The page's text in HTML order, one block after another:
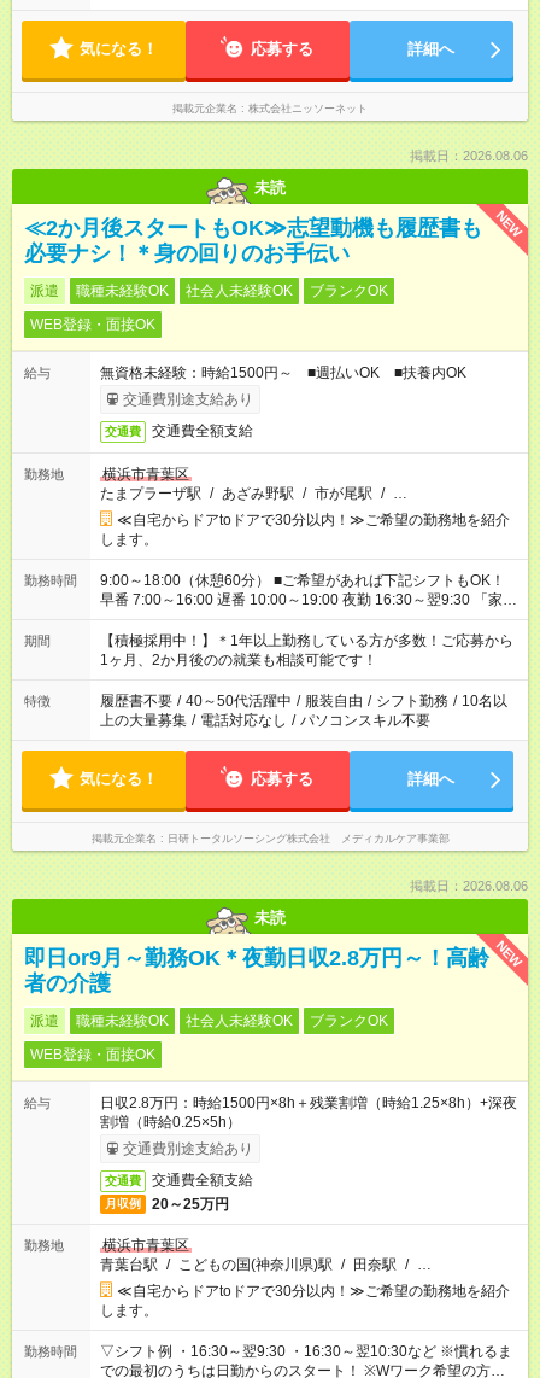
気になる！ 応募する 詳細へ
掲載元企業名 株式会社ニッソーネット
掲載日：2026.08.06
未読
NEW
≪2か月後スタートもOK≫志望動機も履歴書も
必要ナシ！＊身の回りのお手伝い
派遣 職種未経験OK 社会人未経験OK
ブランクOK
WEB登録・面接OK
給与
無資格未経験：時給1500円～ ■週払いOK ■扶養内OK
交通費別途支給あり
交通費 交通費全額支給
勤務地
横浜市青葉区
たまプラーザ駅 / あざみ野駅 / 市が尾駅 / …
≪自宅からドアtoドアで30分以内！≫ご希望の勤務地を紹介
します。
勤務時間
9:00～18:00（休憩60分） ■ご希望があれば下記シフトもOK！
早番 7:00～16:00 遅番 10:00～19:00 夜勤 16:30～翌9:30 「家族
と休みを合わせたい」 「余裕を持って夕飯の準備がしたい」
「できれば残業はしたくない」 など、ご希望を教えてください
ね。 ※Wワーク希望の方へ 今ご覧のお仕事で希望する勤務時間
と、もう1つのお仕事の勤務時間が 合計で週40時間を超える場
合は応募できません。
期間
【積極採用中！】＊1年以上勤務している方が多数！ご応募から
1ヶ月、2か月後のの就業も相談可能です！
特徴 履歴書不要 / 40～50代活躍中 / 服装自由 / シフト勤務 / 10名以
上の大量募集 / 電話対応なし / パソコンスキル不要
気になる！ 応募する 詳細へ
掲載元企業名 日研トータルソーシング株式会社 メディカルケア事業部
掲載日：2026.08.06
未読
NEW
即日or9月～勤務OK＊夜勤日収2.8万円～！高齢
者の介護
派遣 職種未経験OK 社会人未経験OK
ブランクOK
WEB登録・面接OK
給与
日収2.8万円：時給1500円×8h＋残業割増（時給1.25×8h）+深夜
割増（時給0.25×5h）
交通費別途支給あり
交通費 交通費全額支給
月収例 20～25万円
勤務地
横浜市青葉区
青葉台駅 / こどもの国(神奈川県)駅 / 田奈駅 / …
≪自宅からドアtoドアで30分以内！≫ご希望の勤務地を紹介
します。
勤務時間
▽シフト例 ・16:30～翌9:30 ・16:30～翌10:30など ※慣れるま
での最初のうちは日勤からのスタート！ ※Wワーク希望の方へ